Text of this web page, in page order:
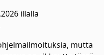
illalla
mutta